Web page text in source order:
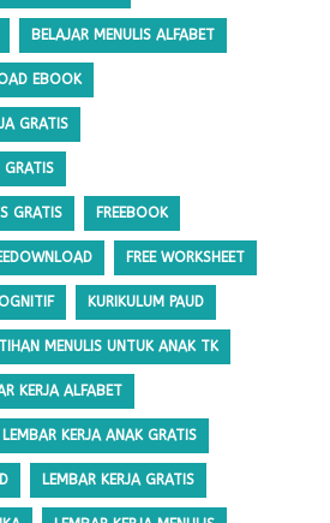
BELAJAR MENULIS ALFABET
EBOOK
GRATIS
GRATIS
GRATIS FREEBOOK
FREE WORKSHEET
KURIKULUM PAUD
MENULIS UNTUK ANAK TK
KERJA ALFABET
LEMBAR KERJA ANAK GRATIS
LEMBAR KERJA GRATIS